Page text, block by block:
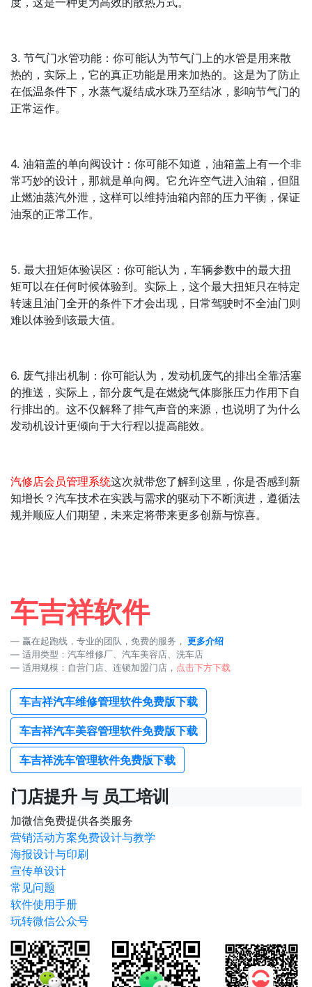
3. 节气门水管功能：你可能认为节气门上的水管是用来散
热的，实际上，它的真正功能是用来加热的。这是为了防止
在低温条件下，水蒸气凝结成水珠乃至结冰，影响节气门的
正常运作。
4. 油箱盖的单向阀设计：你可能不知道，油箱盖上有一个非
常巧妙的设计，那就是单向阀。它允许空气进入油箱，但阻
止燃油蒸汽外泄，这样可以维持油箱内部的压力平衡，保证
油泵的正常工作。
5. 最大扭矩体验误区：你可能认为，车辆参数中的最大扭
矩可以在任何时候体验到。实际上，这个最大扭矩只在特定
转速且油门全开的条件下才会出现，日常驾驶时不全油门则
难以体验到该最大值。
6. 废气排出机制：你可能认为，发动机废气的排出全靠活塞
的推送，实际上，部分废气是在燃烧气体膨胀压力作用下自
行排出的。这不仅解释了排气声音的来源，也说明了为什么
发动机设计更倾向于大行程以提高能效。
汽修店会员管理系统这次就带您了解到这里，你是否感到新
知增长？汽车技术在实践与需求的驱动下不断演进，遵循法
规并顺应人们期望，未来定将带来更多创新与惊喜。
车吉祥软件
赢在起跑线，专业的团队，免费的服务， 更多介绍
适用类型：汽车维修厂、汽车美容店、洗车店
适用规模：自营门店、连锁加盟门店， 点击下方下载
车吉祥汽车维修管理软件免费版下载
车吉祥汽车美容管理软件免费版下载
车吉祥洗车管理软件免费版下载
门店提升 与 员工培训
加微信免费提供各类服务
营销活动方案免费设计与教学
海报设计与印刷
宣传单设计
常见问题
软件使用手册
玩转微信公众号